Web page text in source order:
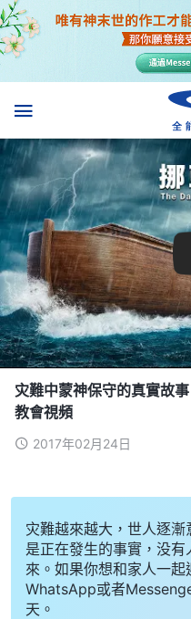
灾難中蒙神保守的真實故
教會視頻
2017年02月24日
灾難越來越大，世人逐
是正在發生的事實，没
來。如果你想和家人一
WhatsApp或者
天。